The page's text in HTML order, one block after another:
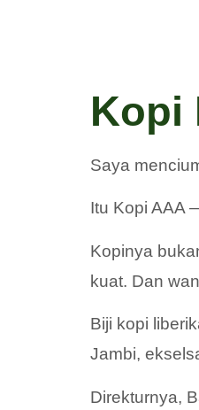
Kopi
Saya
Itu Kopi AAA
Kopinya
kuat. Dan
Biji kopi
Jambi,
Direkturnya,